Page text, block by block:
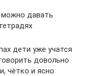
давать
дети уже учатся
довольно
чётко и ясно